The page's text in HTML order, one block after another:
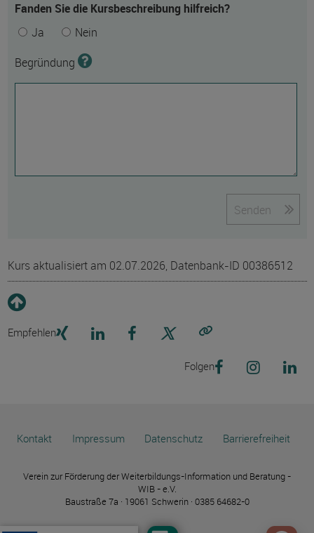
Fanden Sie die Kursbeschreibung hilfreich?
Ja
Nein
Begründung
Senden
Kurs aktualisiert am 02.07.2026, Datenbank-ID 00386512
Empfehlen
Folgen
Kontakt Impressum Datenschutz Barrierefreiheit
Verein zur Förderung der Weiterbildungs-Information und Beratung -
WIB - e.V.
Baustraße 7a · 19061 Schwerin · 0385 64682-0